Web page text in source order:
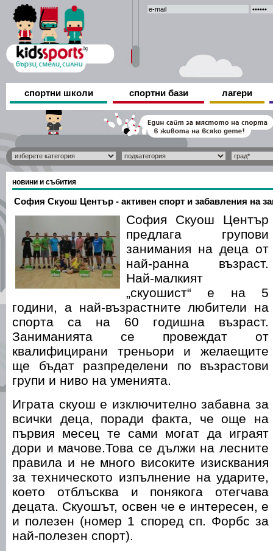
спортни школи спортни бази лагери
новини и събития
София Скуош Център - активен спорт и забавления на
София Скуош Център
предлага групови
занимания на деца от
най-ранна възраст.
Най-малкият
„скуошист“ е на 5
години, а най-възрастните любители на
спорта са на 60 годишна възраст.
Заниманията се провеждат от
квалифицирани треньори и желаещите
ще бъдат разпределени по възрастови
групи и ниво на уменията.
Играта скуош е изключително забавна за
всички деца, поради факта, че още на
първия месец те сами могат да играят
дори и мачове.Това се дължи на лесните
правила и не много високите изисквания
за техническото изпълнение на ударите,
което отблъсква и понякога отегчава
децата. Скуошът, освен че е интересен, е
и полезен (номер 1 според сп. Форбс за
най-полезен спорт).